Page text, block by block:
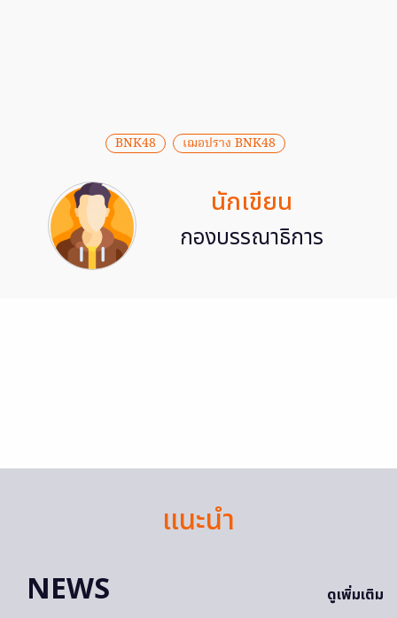
BNK48 เฌอปราง BNK48
นักเขียน
กองบรรณาธิการ
แนะนำ
NEWS
ดูเพิ่มเติม